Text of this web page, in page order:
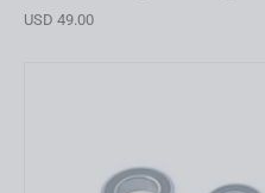
USD 49.00